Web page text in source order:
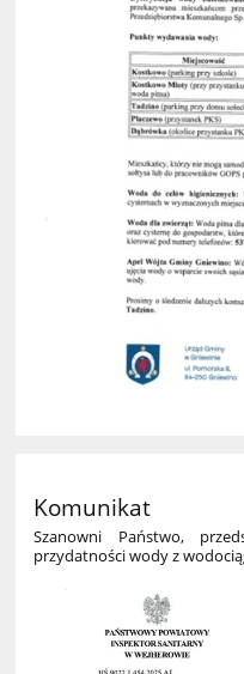
Komunikat
Szanowni Państwo,
przydatności wody z